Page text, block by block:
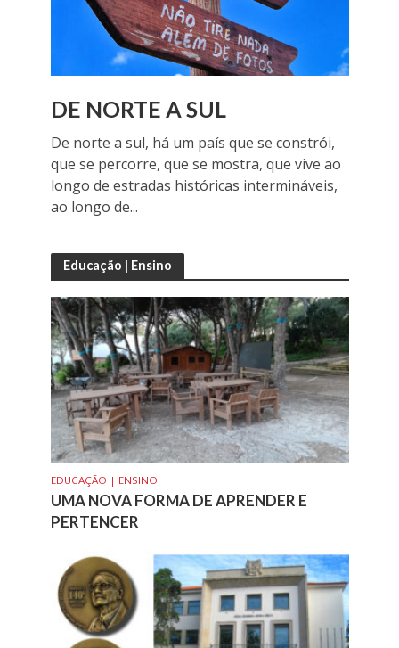
DE NORTE A SUL
De norte a sul, há um país que se constrói,
que se percorre, que se mostra, que vive ao
longo de estradas históricas intermináveis,
ao longo de...
Educação | Ensino
EDUCAÇÃO | ENSINO
UMA NOVA FORMA DE APRENDER E
PERTENCER